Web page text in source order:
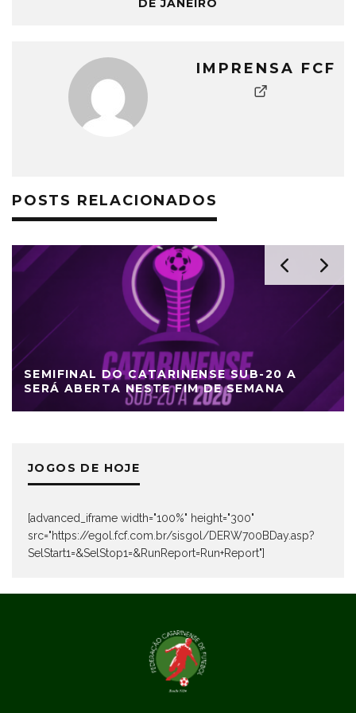
IMPRENSA FCF
POSTS RELACIONADOS
SEMIFINAL DO CATARINENSE SUB-20 A
SERÁ ABERTA NESTE FIM DE SEMANA
JOGOS DE HOJE
[advanced_iframe width="100%" height="300"
src="https://egol.fcf.com.br/sisgol/DERW700BDay.asp?
SelStart1=&SelStop1=&RunReport=Run+Report"]